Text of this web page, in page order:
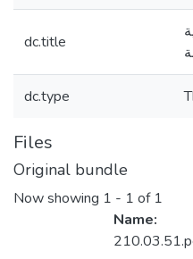
dc.title
dc.type
Files
Original bundle
Now showing 1 - 1 of 1
Name: